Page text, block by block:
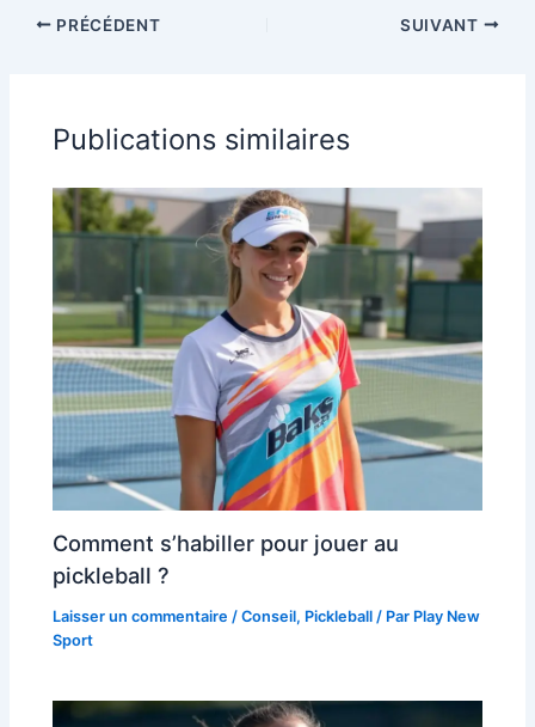
PRÉCÉDENT SUIVANT
Publications similaires
Comment s’habiller pour jouer au
pickleball ?
Laisser un commentaire /Conseil, Pickleball / Par Play New
Sport